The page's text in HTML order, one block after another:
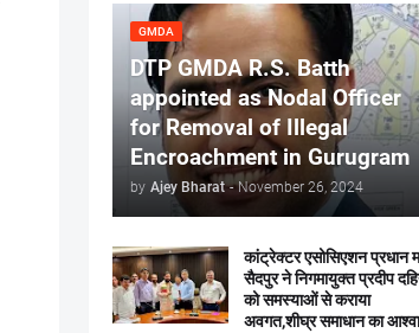
GMDA
DTP GMDA R.S. Batth
appointed as Nodal Officer
for Removal of Illegal
Encroachment in Gurugram
by Ajey Bharat - November 26, 2024
कांट्रेक्टर एसोसिएशन प्रधान
सैदपुर ने निगमायुक्त प्रदीप
को समस्याओं से कराया
अवगत,शीघ्र समाधान का